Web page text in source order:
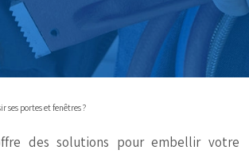
ses portes et fenêtres ?
des solutions pour embellir votre